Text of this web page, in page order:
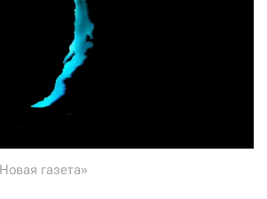
газета»